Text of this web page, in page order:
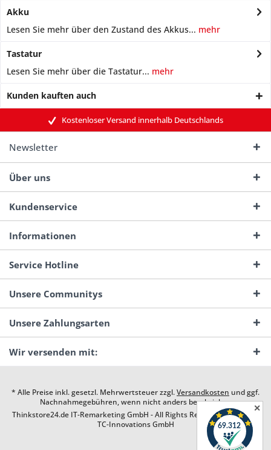
Akku
Lesen Sie mehr über den Zustand des Akkus... mehr
Tastatur
Lesen Sie mehr über die Tastatur... mehr
Kunden kauften auch
Kostenloser Versand innerhalb Deutschlands
Newsletter
Über uns
Kundenservice
Informationen
Service Hotline
Unsere Communitys
Unsere Zahlungsarten
Wir versenden mit:
* Alle Preise inkl. gesetzl. Mehrwertsteuer zzgl.Versandkosten und ggf.
Nachnahmegebühren, wenn nicht anders beschrieben
Thinkstore24.de IT-Remarketing GmbH - All Rights Reserved. Design by
TC-Innovations GmbH
✕